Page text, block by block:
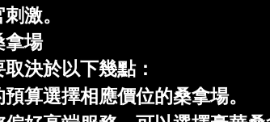
激。
拿場
決於以下幾點：
預算選擇相應價位的桑拿場。